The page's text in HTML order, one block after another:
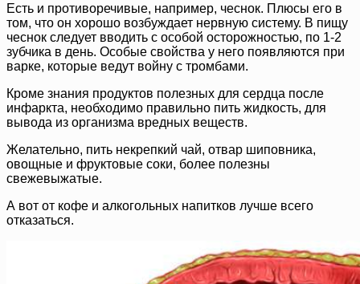
Есть и противоречивые, например, чеснок. Плюсы его в
том, что он хорошо возбуждает нервную систему. В пищу
чеснок следует вводить с особой осторожностью, по 1-2
зубчика в день. Особые свойства у него появляются при
варке, которые ведут войну с тромбами.
Кроме знания продуктов полезных для сердца после
инфаркта, необходимо правильно пить жидкость, для
вывода из организма вредных веществ.
Желательно, пить некрепкий чай, отвар шиповника,
овощные и фруктовые соки, более полезны
свежевыжатые.
А вот от кофе и алкогольных напитков лучше всего
отказаться.